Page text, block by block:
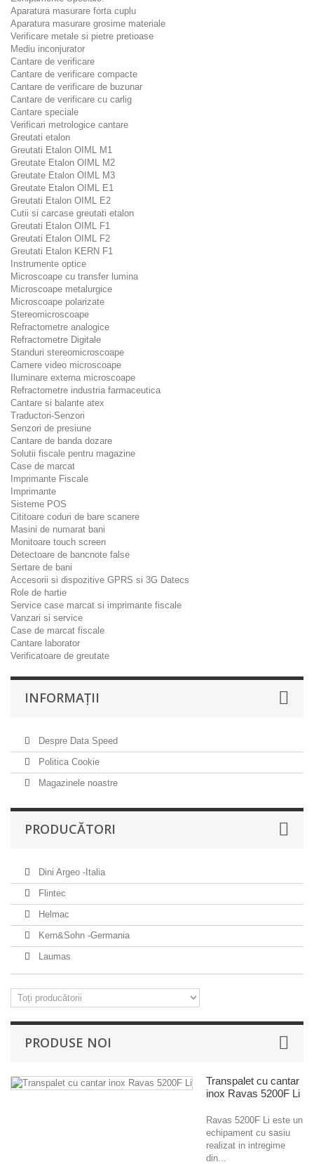
Aparatura masurare forta cuplu
Aparatura masurare grosime materiale
Verificare metale si pietre pretioase
Mediu inconjurator
Cantare de verificare
Cantare de verificare compacte
Cantare de verificare de buzunar
Cantare de verificare cu carlig
Cantare speciale
Verificari metrologice cantare
Greutati etalon
Greutati Etalon OIML M1
Greutate Etalon OIML M2
Greutate Etalon OIML M3
Greutate Etalon OIML E1
Greutati Etalon OIML E2
Cutii si carcase greutati etalon
Greutati Etalon OIML F1
Greutati Etalon OIML F2
Greutati Etalon KERN F1
Instrumente optice
Microscoape cu transfer lumina
Microscoape metalurgice
Microscoape polarizate
Stereomicroscoape
Refractometre analogice
Refractometre Digitale
Standuri stereomicroscoape
Camere video microscoape
Iluminare externa microscoape
Refractometre industria farmaceutica
Cantare si balante atex
Traductori-Senzori
Senzori de presiune
Cantare de banda dozare
Solutii fiscale pentru magazine
Case de marcat
Imprimante Fiscale
Imprimante
Sisteme POS
Cititoare coduri de bare scanere
Masini de numarat bani
Monitoare touch screen
Detectoare de bancnote false
Sertare de bani
Accesorii si dispozitive GPRS si 3G Datecs
Role de hartie
Service case marcat si imprimante fiscale
Vanzari si service
Case de marcat fiscale
Cantare laborator
Verificatoare de greutate
INFORMAŢII
Despre Data Speed
Politica Cookie
Magazinele noastre
PRODUCĂTORI
Dini Argeo -Italia
Flintec
Helmac
Kern&Sohn -Germania
Laumas
PRODUSE NOI
Transpalet cu cantar
inox Ravas 5200F Li
Ravas 5200F Li este un
echipament cu sasiu
realizat in intregime
din...